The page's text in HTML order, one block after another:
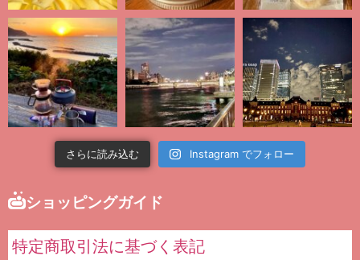
さらに読み込む Instagram でフォロー
ショッピングガイド
特定商取引法に基づく表記